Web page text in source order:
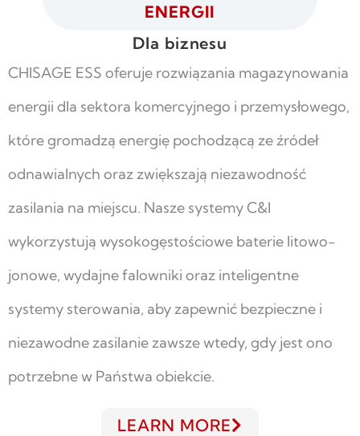
ENERGII
Dla biznesu
CHISAGE ESS oferuje rozwiązania magazynowania
energii dla sektora komercyjnego i przemysłowego,
które gromadzą energię pochodzącą ze źródeł
odnawialnych oraz zwiększają niezawodność
zasilania na miejscu. Nasze systemy C&I
wykorzystują wysokogęstościowe baterie litowo-
jonowe, wydajne falowniki oraz inteligentne
systemy sterowania, aby zapewnić bezpieczne i
niezawodne zasilanie zawsze wtedy, gdy jest ono
potrzebne w Państwa obiekcie.
LEARN MORE